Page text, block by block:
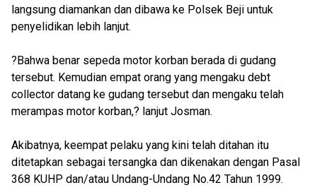
langsung diamankan dan dibawa ke Polsek Beji untuk
penyelidikan lebih lanjut.
?Bahwa benar sepeda motor korban berada di gudang
tersebut. Kemudian empat orang yang mengaku debt
collector datang ke gudang tersebut dan mengaku telah
merampas motor korban,? lanjut Josman.
Akibatnya, keempat pelaku yang kini telah ditahan itu
ditetapkan sebagai tersangka dan dikenakan dengan Pasal
368 KUHP dan/atau Undang-Undang No.42 Tahun 1999.